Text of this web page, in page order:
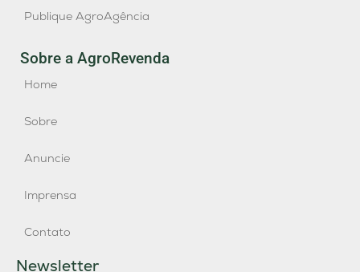
Publique AgroAgência
Sobre a AgroRevenda
Home
Sobre
Anuncie
Imprensa
Contato
Newsletter